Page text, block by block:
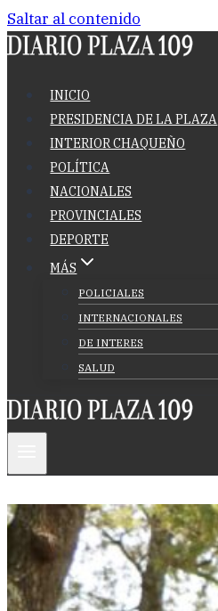
Saltar al contenido
INICIO
PRESIDENCIA DE LA PLAZA
INTERIOR CHAQUEÑO
POLÍTICA
NACIONALES
PROVINCIALES
DEPORTE
MÁS
POLICIALES
INTERNACIONALES
DE INTERES
SALUD